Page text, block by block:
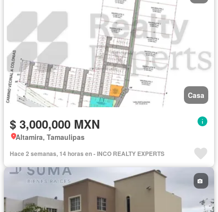
Casa
$ 3,000,000 MXN
Altamira, Tamaulipas
Hace 2 semanas, 14 horas en - INCO REALTY EXPERTS